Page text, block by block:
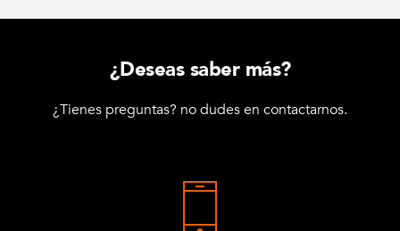
¿Deseas saber más?
¿Tienes preguntas? no dudes en contactarnos.